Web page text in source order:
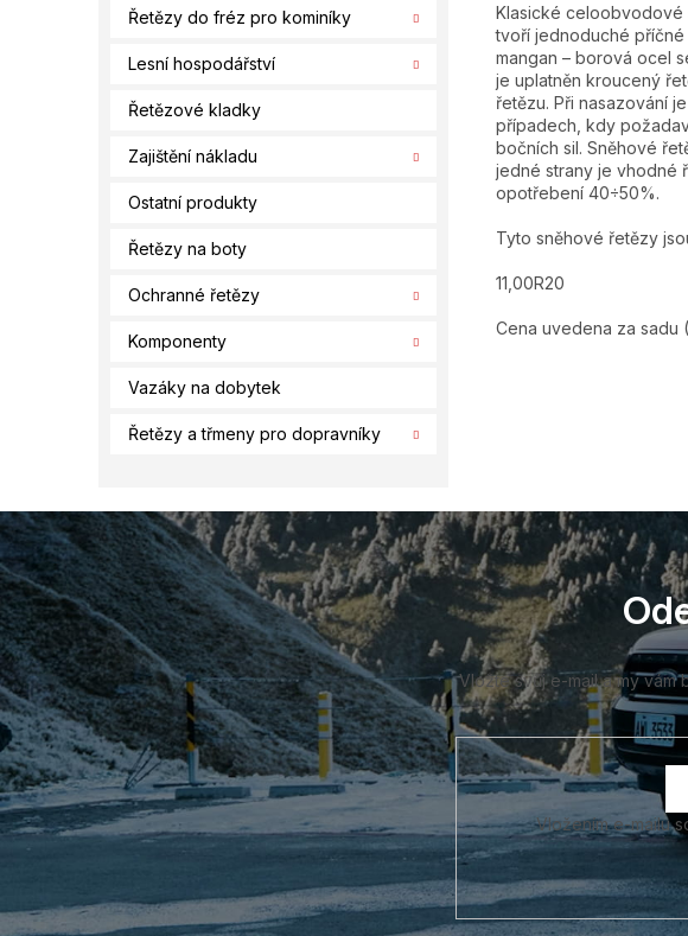
Řetězy do fréz pro kominíky
Lesní hospodářství
Řetězové kladky
Zajištění nákladu
Ostatní produkty
Řetězy na boty
Ochranné řetězy
Komponenty
Vazáky na dobytek
Řetězy a třmeny pro dopravníky
Klasické celoobvodové
tvoří jednoduché
mangan – borová ocel
je uplatněn kroucený
řetězu. Při nasazování
případech, kdy
bočních sil. Sněhové
jedné strany je vhodné
opotřebení 40÷50%.
Tyto sněhové řetězy
11,00R20
Cena uvedena za sadu
Z
á
p
a
t
í
Vložte svůj e-mail a my vám
Vložením e-mailu